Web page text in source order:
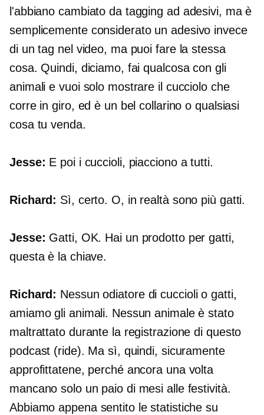
l'abbiano cambiato da tagging ad adesivi, ma è
semplicemente considerato un adesivo invece
di un tag nel video, ma puoi fare la stessa
cosa. Quindi, diciamo, fai qualcosa con gli
animali e vuoi solo mostrare il cucciolo che
corre in giro, ed è un bel collarino o qualsiasi
cosa tu venda.
Jesse: E poi i cuccioli, piacciono a tutti.
Richard: Sì, certo. O, in realtà sono più gatti.
Jesse: Gatti, OK. Hai un prodotto per gatti,
questa è la chiave.
Richard: Nessun odiatore di cuccioli o gatti,
amiamo gli animali. Nessun animale è stato
maltrattato durante la registrazione di questo
podcast (ride). Ma sì, quindi, sicuramente
approfittatene, perché ancora una volta
mancano solo un paio di mesi alle festività.
Abbiamo appena sentito le statistiche su